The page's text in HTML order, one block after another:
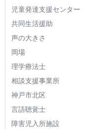
児童発達支援センター
共同生活援助
声の大きさ
岡場
理学療法士
相談支援事業所
神戸市北区
言語聴覚士
障害児入所施設